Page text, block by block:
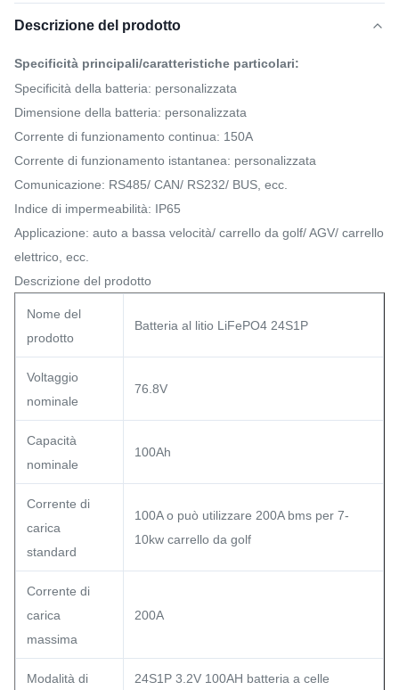
Descrizione del prodotto
Specificità principali/caratteristiche particolari:
Specificità della batteria: personalizzata
Dimensione della batteria: personalizzata
Corrente di funzionamento continua: 150A
Corrente di funzionamento istantanea: personalizzata
Comunicazione: RS485/ CAN/ RS232/ BUS, ecc.
Indice di impermeabilità: IP65
Applicazione: auto a bassa velocità/ carrello da golf/ AGV/ carrello
elettrico, ecc.
Descrizione del prodotto
Nome del
prodotto
Batteria al litio LiFePO4 24S1P
Voltaggio
nominale
76.8V
Capacità
nominale
100Ah
Corrente di
carica
standard
100A o può utilizzare 200A bms per 7-
10kw carrello da golf
Corrente di
carica
massima
200A
Modalità di 24S1P 3.2V 100AH batteria a celle